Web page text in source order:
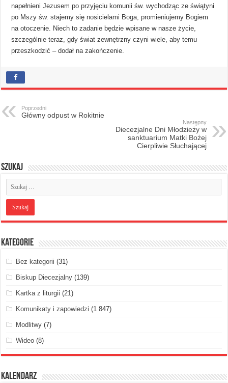
napełnieni Jezusem po przyjęciu komunii św. wychodząc ze świątyni
po Mszy św. stajemy się nosicielami Boga, promieniujemy Bogiem
na otoczenie. Niech to zadanie będzie wpisane w nasze życie,
szczególnie teraz, gdy świat zewnętrzny czyni wiele, aby temu
przeszkodzić – dodał na zakończenie.
Poprzedni
Główny odpust w Rokitnie
Następny
Diecezjalne Dni Młodzieży w
sanktuarium Matki Bożej
Cierpliwie Słuchającej
Szukaj
Kategorie
Bez kategorii (31)
Biskup Diecezjalny (139)
Kartka z liturgii (21)
Komunikaty i zapowiedzi (1 847)
Modlitwy (7)
Wideo (8)
Kalendarz